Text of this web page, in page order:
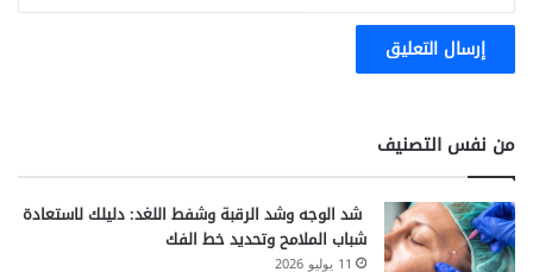
من نفس التصنيف
شد الوجه وشد الرقبة وشفط اللغد: دليلك لاستعادة
شباب الملامح وتحديد خط الفك
11 يوليو 2026